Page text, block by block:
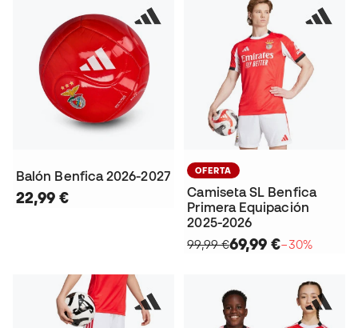
Balón Benfica 2026-2027
22,99 €
OFERTA
Camiseta SL Benfica
Primera Equipación
2025-2026
99,99 €69,99 €−30%